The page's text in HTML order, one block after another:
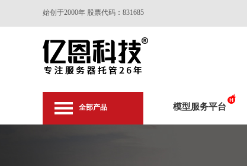
始创于2000年 股票代码：831685
全部产品 模型服务平台